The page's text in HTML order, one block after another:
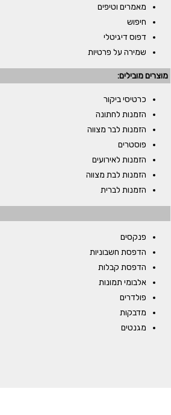
מאמרים וטיפים
חיפוש
דפוס דיגיטלי
שמירה על פרטיות
מוצרים מובילים:
כרטיסי ביקור
הזמנות לחתונה
הזמנות לבר מצווה
פוסטרים
הזמנות לאירועים
הזמנות לבת מצווה
הזמנות לברית
פנקסים
הדפסת חשבוניות
הדפסת קבלות
אלבומי תמונות
פולדרים
מדבקות
מגנטים